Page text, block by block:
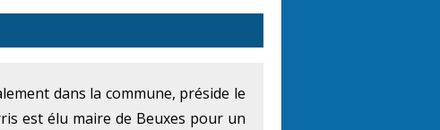
dans la commune, préside le
est élu maire de Beuxes pour un